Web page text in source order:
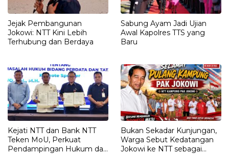
Jejak Pembangunan
Jokowi: NTT Kini Lebih
Terhubung dan Berdaya
Sabung Ayam Jadi Ujian
Awal Kapolres TTS yang
Baru
Kejati NTT dan Bank NTT
Teken MoU, Perkuat
Pendampingan Hukum dan
Bukan Sekadar Kunjungan,
Warga Sebut Kedatangan
Jokowi ke NTT sebagai